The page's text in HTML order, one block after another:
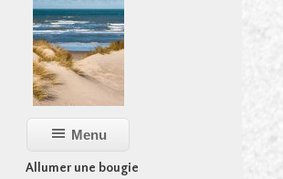
Menu
Allumer une bougie